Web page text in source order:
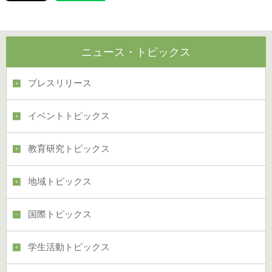
ニュース・トピックス
プレスリリース
イベントトピックス
教育研究トピックス
地域トピックス
国際トピックス
学生活動トピックス